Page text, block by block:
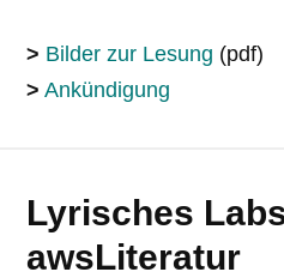
> Bilder zur Lesung (pdf)
> Ankündigung
Lyrisches
awsLiteratur